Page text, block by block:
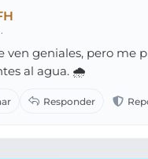
ven geniales, pero me
al agua. 🌧️